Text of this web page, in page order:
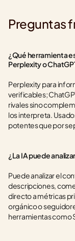
Preguntas
¿Qué herramienta
Perplexity o
Perplexity para
verificables;
rivales sino
los interpreta.
potentes que por
¿La IA puede
Puede analizar el
descripciones,
directo a métricas
orgánico o
herramientas como